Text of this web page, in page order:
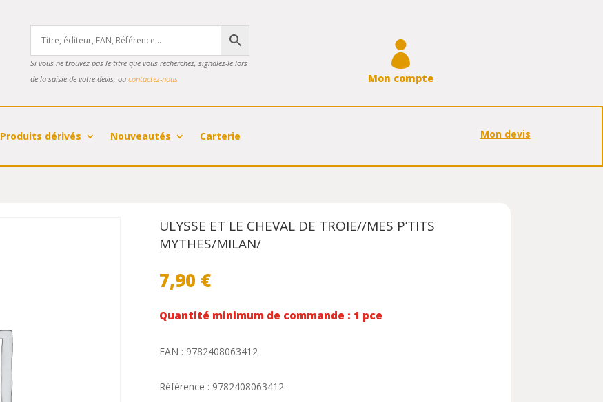
Si vous ne trouvez pas le titre que vous recherchez, signalez-le lors
de la saisie de votre devis, ou contactez-nous

Mon compte
Produits dérivés Nouveautés Carterie Mon devis
ULYSSE ET LE CHEVAL DE TROIE//MES P’TITS
MYTHES/MILAN/
7,90 €
Quantité minimum de commande : 1 pce
EAN : 9782408063412
Référence : 9782408063412